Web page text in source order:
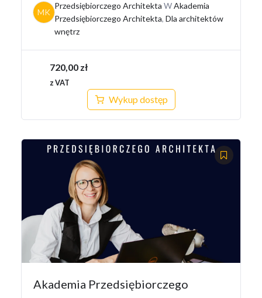
MK
Przedsiębiorczego Architekta WAkademia
Przedsiębiorczego Architekta, Dla architektów
wnętrz
720,00 zł
z VAT
Wykup dostęp
Akademia Przedsiębiorczego